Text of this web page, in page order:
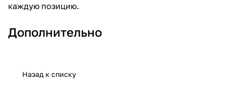
каждую позицию.
Дополнительно
Назад к списку